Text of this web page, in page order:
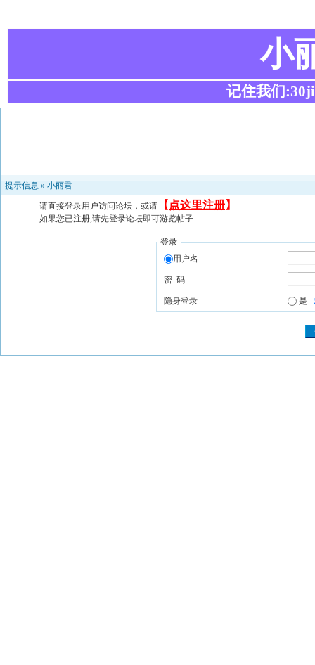
小
记住我们
提示信息 » 小丽君
请直接登录用户访问论坛，或请 【 点这里注册】
如果您已注册,请先登录论坛即可游览帖子
登录
用户名
密 码
隐身登录 是